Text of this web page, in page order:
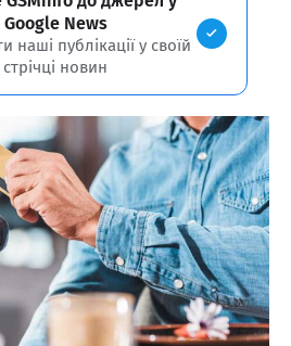
Google News
наші публікації у своїй
стрічці новин